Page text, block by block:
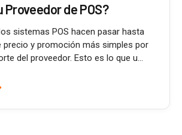
de POS?
sistemas POS hacen pasar hasta
precio y promoción más simples por
del proveedor. Esto es lo que u...